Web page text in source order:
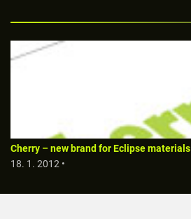
Cherry – new brand for Eclipse materials
18. 1. 2012 •